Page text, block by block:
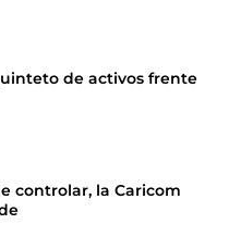
de activos frente
controlar, la Caricom